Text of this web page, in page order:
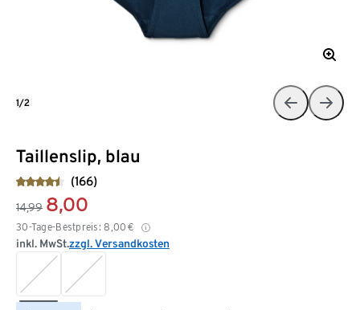
Taillenslip, blau
(166)
14,99 8,00
30-Tage-Bestpreis: 8,00 €
inkl. MwSt.zzgl. Versandkosten
1/2